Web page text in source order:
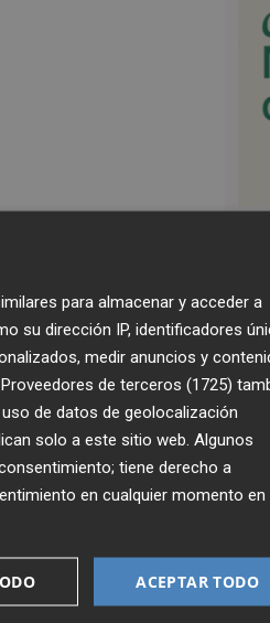
para almacenar y acceder a
su dirección IP, identificadores
medir anuncios y
Proveedores de terceros (1725)
de datos de geolocalización
solo a este sitio web. Algunos
tiene derecho a
en cualquier momento en
ACEPTAR TODO